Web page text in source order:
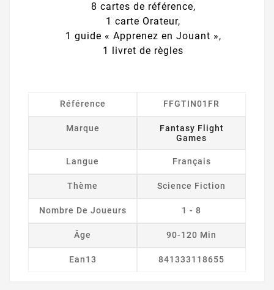
8 cartes de référence,
1 carte Orateur,
1 guide « Apprenez en Jouant »,
1 livret de règles
Référence FFGTIN01FR
Marque
Fantasy Flight
Games
Langue Français
Thème Science Fiction
Nombre De Joueurs 1 - 8
Âge 90-120 Min
Ean13 841333118655